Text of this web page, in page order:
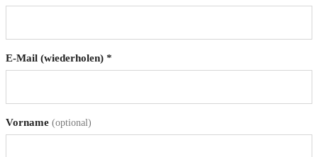
E-Mail (wiederholen) *
Vorname (optional)